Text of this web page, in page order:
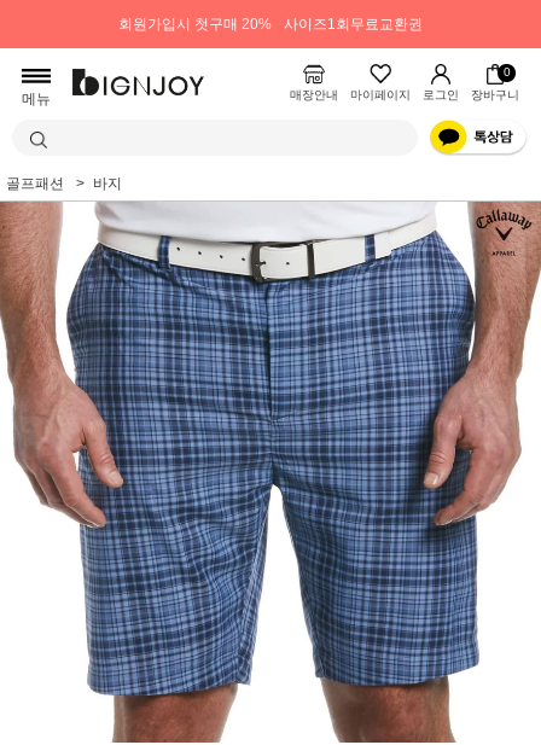
회원가입시 첫구매 20% 사이즈1회무료교환권
메뉴 매장안내 마이페이지 로그인
0
장바구니
골프패션 바지